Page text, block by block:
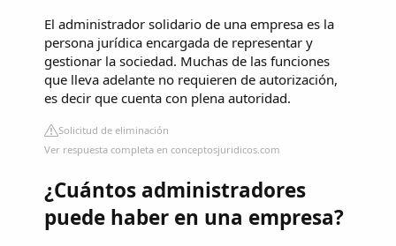
El administrador solidario de una empresa es la
persona jurídica encargada de representar y
gestionar la sociedad. Muchas de las funciones
que lleva adelante no requieren de autorización,
es decir que cuenta con plena autoridad.
Solicitud de eliminación
Ver respuesta completa en conceptosjuridicos.com
¿Cuántos administradores
puede haber en una empresa?